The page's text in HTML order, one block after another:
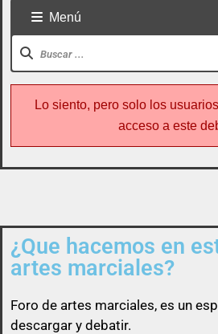
Todo usuario puede
cosa referente a artes
Menú
Lo siento, pero solo los
acceso a este
¿Que hacemos en
artes marciales?
Foro de artes marciales, es un
descargar y debatir.